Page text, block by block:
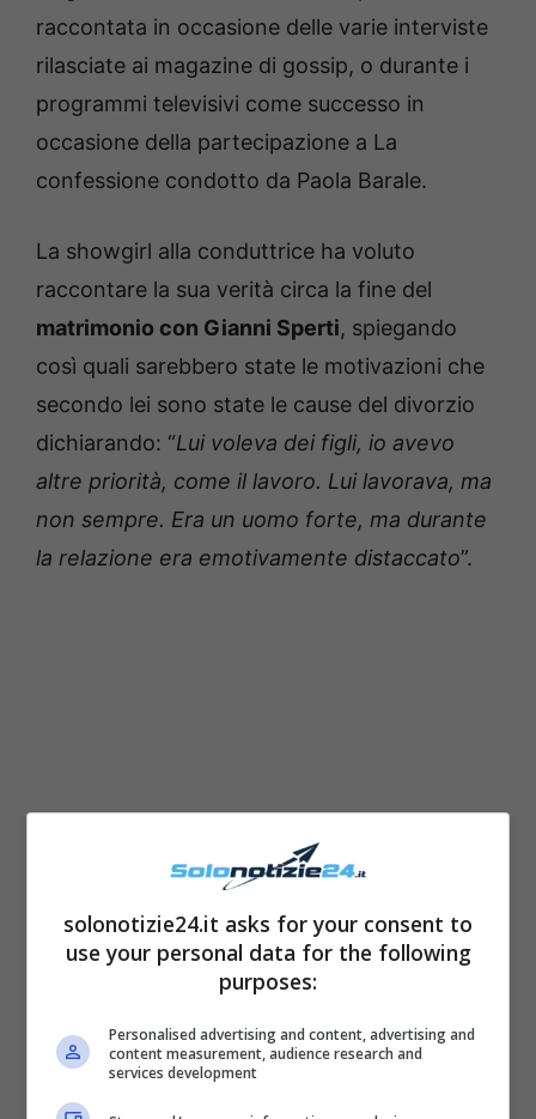
raccontata in occasione delle varie interviste
rilasciate ai magazine di gossip, o durante i
programmi televisivi come successo in
occasione della partecipazione a La
confessione condotto da Paola Barale.
La showgirl alla conduttrice ha voluto
raccontare la sua verità circa la fine del
matrimonio con Gianni Sperti, spiegando
così quali sarebbero state le motivazioni che
secondo lei sono state le cause del divorzio
dichiarando: “Lui voleva dei figli, io avevo
altre priorità, come il lavoro. Lui lavorava, ma
non sempre. Era un uomo forte, ma durante
la relazione era emotivamente distaccato”.
solonotizie24.it asks for your consent to
use your personal data for the following
purposes:
Personalised advertising and content, advertising and
content measurement, audience research and
services development